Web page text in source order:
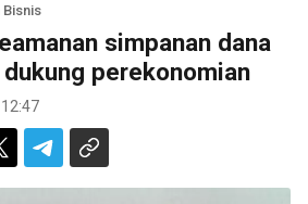
Bisnis
simpanan dana
perekonomian